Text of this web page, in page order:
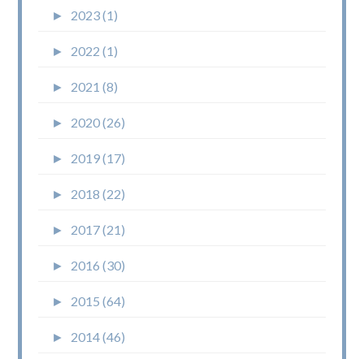
► 2023 (1)
► 2022 (1)
► 2021 (8)
► 2020 (26)
► 2019 (17)
► 2018 (22)
► 2017 (21)
► 2016 (30)
► 2015 (64)
► 2014 (46)